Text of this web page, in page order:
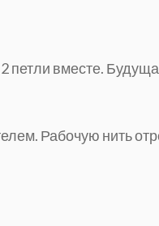
вместе.
Рабочую нить